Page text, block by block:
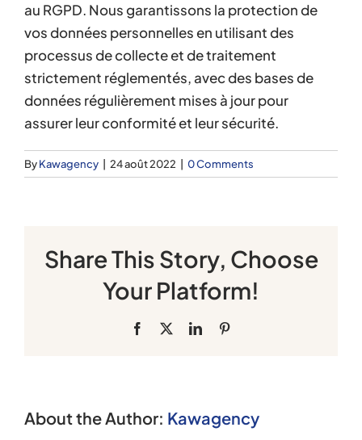
au RGPD. Nous garantissons la protection de
vos données personnelles en utilisant des
processus de collecte et de traitement
strictement réglementés, avec des bases de
données régulièrement mises à jour pour
assurer leur conformité et leur sécurité.
ByKawagency 24 août 2022 0 Comments
Share This Story, Choose
Your Platform!
Facebook LinkedIn
About the Author: Kawagency